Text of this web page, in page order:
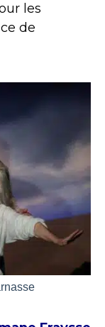
les
de